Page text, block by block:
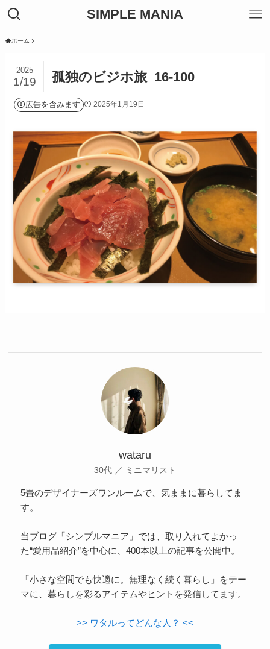
SIMPLE MANIA
ホーム
孤独のビジホ旅_16-100
2025
1/19
広告を含みます 2025年1月19日
wataru
30代 ／ ミニマリスト
5畳のデザイナーズワンルームで、気ままに暮らしてま
す。
当ブログ「シンプルマニア」では、取り入れてよかっ
た“愛用品紹介”を中心に、400本以上の記事を公開中。
「小さな空間でも快適に。無理なく続く暮らし」をテー
マに、暮らしを彩るアイテムやヒントを発信してます。
>> ワタルってどんな人？ <<